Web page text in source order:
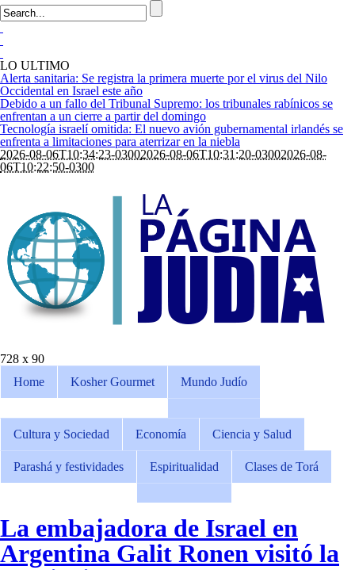
LO ULTIMO
Alerta sanitaria: Se registra la primera muerte por el virus del Nilo
Occidental en Israel este año
Debido a un fallo del Tribunal Supremo: los tribunales rabínicos se
enfrentan a un cierre a partir del domingo
Tecnología israelí omitida: El nuevo avión gubernamental irlandés se
enfrenta a limitaciones para aterrizar en la niebla
2026-08-06T10:34:23-03002026-08-06T10:31:20-03002026-08-
06T10:22:50-0300
728 x 90
Home
Kosher Gourmet Mundo Judío
Cultura y Sociedad Economía Ciencia y Salud
Parashá y festividades Espiritualidad Clases de Torá
La embajadora de Israel en
Argentina Galit Ronen visitó la